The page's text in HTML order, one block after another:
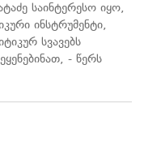
საინტერესო იყო,
ინსტრუმენტი,
სვავებს
- წერს